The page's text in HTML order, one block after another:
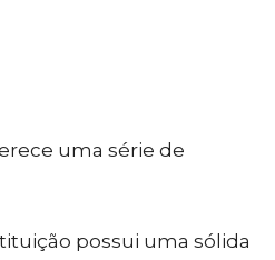
uma série de
possui uma sólida